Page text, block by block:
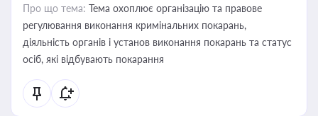
Про що тема: Тема охоплює організацію та правове
регулювання виконання кримінальних покарань,
діяльність органів і установ виконання покарань та статус
осіб, які відбувають покарання